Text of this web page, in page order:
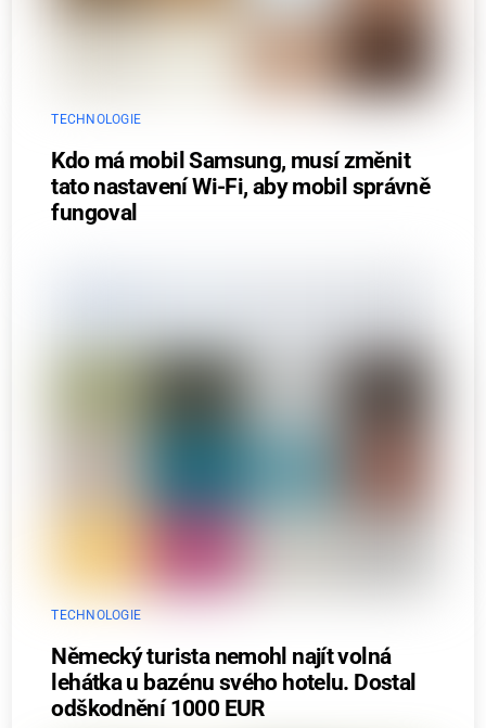
TECHNOLOGIE
Kdo má mobil Samsung, musí změnit
tato nastavení Wi-Fi, aby mobil správně
fungoval
TECHNOLOGIE
Německý turista nemohl najít volná
lehátka u bazénu svého hotelu. Dostal
odškodnění 1000 EUR